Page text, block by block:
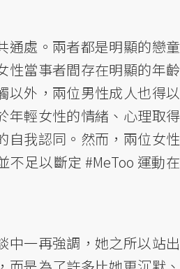
通處。兩者都是明顯的戀童
性當事者間存在明顯的年齡
以外，兩位男性成人也得以
年輕女性的情緒、心理取得
自我認同。然而，兩位女性
不足以斷定 #MeToo 運動在
中一再強調，她之所以站出